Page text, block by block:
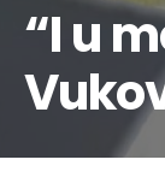
“I u